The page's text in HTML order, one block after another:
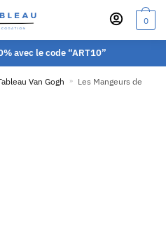
0
avec le code “ART10”
Van Gogh »
Les Mangeurs de